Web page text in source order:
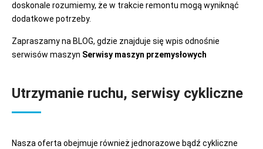
doskonale rozumiemy, że w trakcie remontu mogą wyniknąć
dodatkowe potrzeby.
Zapraszamy na BLOG, gdzie znajduje się wpis odnośnie
serwisów maszyn Serwisy maszyn przemysłowych
Utrzymanie ruchu, serwisy cykliczne
Nasza oferta obejmuje również jednorazowe bądź cykliczne